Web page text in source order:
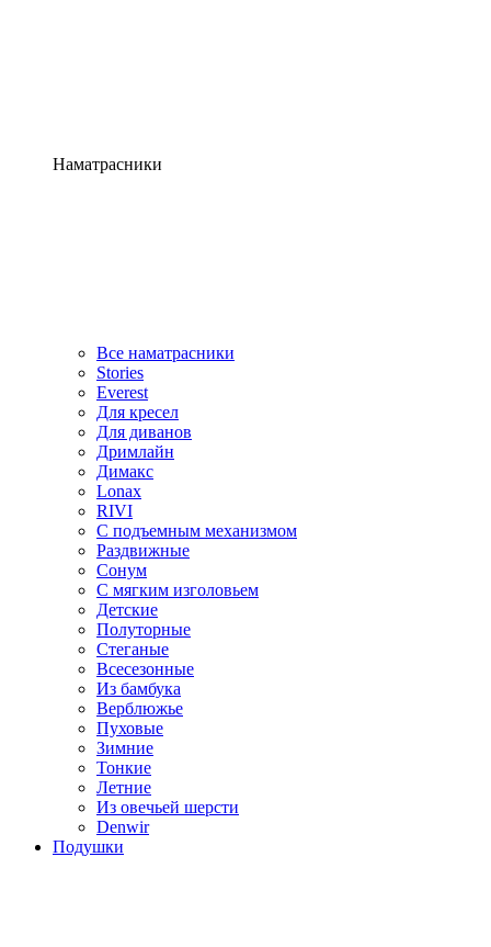
Наматрасники
Все наматрасники
Stories
Everest
Для кресел
Для диванов
Дримлайн
Димакс
Lonax
RIVI
С подъемным механизмом
Раздвижные
Сонум
С мягким изголовьем
Детские
Полуторные
Стеганые
Всесезонные
Из бамбука
Верблюжье
Пуховые
Зимние
Тонкие
Летние
Из овечьей шерсти
Denwir
Подушки